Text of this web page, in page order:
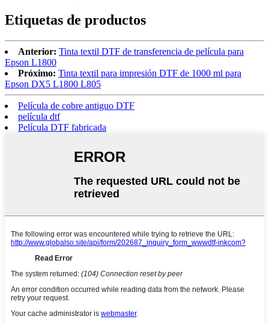
Etiquetas de productos
Anterior: Tinta textil DTF de transferencia de película para
Epson L1800
Próximo: Tinta textil para impresión DTF de 1000 ml para
Epson DX5 L1800 L805
Película de cobre antiguo DTF
película dtf
Película DTF fabricada